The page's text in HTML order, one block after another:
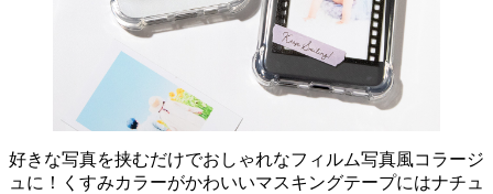
好きな写真を挟むだけでおしゃれなフィルム写真風コラージ
ュに！くすみカラーがかわいいマスキングテープにはナチュ